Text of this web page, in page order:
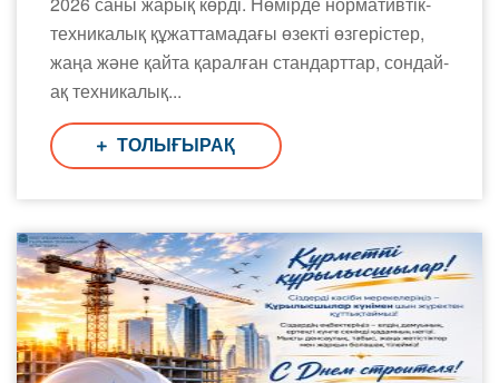
техникалық құжаттамадағы өзекті өзгерістер,
жаңа және қайта қаралған стандарттар, сондай-
ақ техникалық...
ТОЛЫҒЫРАҚ